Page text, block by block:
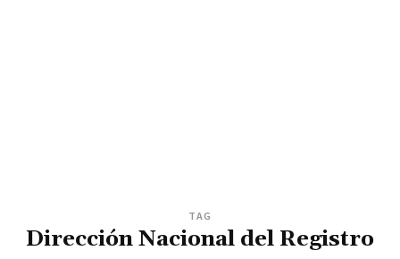
TAG
Dirección Nacional del Registro